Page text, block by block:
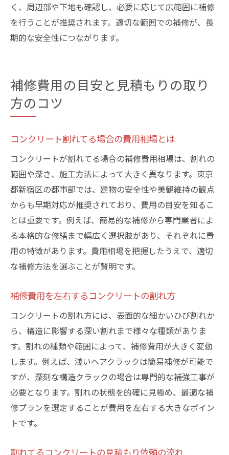
く、周辺部や下地も確認し、必要に応じて広範囲に補修
を行うことが推奨されます。適切な範囲での補修が、長
期的な安全性につながります。
補修費用の目安と見積もりの取り
方のコツ
コンクリート割れてる場合の費用相場とは
コンクリートが割れてる場合の補修費用相場は、割れの
範囲や深さ、施工方法によって大きく異なります。東京
都新宿区の都市部では、建物の安全性や美観維持の観点
からも早期対応が推奨されており、費用の目安を知るこ
とは重要です。例えば、簡易的な補修から専門業者によ
る本格的な修繕まで幅広く選択肢があり、それぞれに費
用の特徴があります。費用相場を把握したうえで、適切
な補修方法を選ぶことが賢明です。
補修費用を左右するコンクリートの割れ方
コンクリートの割れ方には、表面的な細かいひび割れか
ら、構造に影響する深い割れまで様々な種類がありま
す。割れの種類や範囲によって、補修費用が大きく変動
します。例えば、浅いヘアクラックは簡易補修が可能で
すが、深刻な構造クラックの場合は専門的な補強工事が
必要となります。割れの状態を的確に見極め、最適な補
修プランを選定することが費用を左右する大きなポイン
トです。
割れてるコンクリートの見積もり依頼の流れ